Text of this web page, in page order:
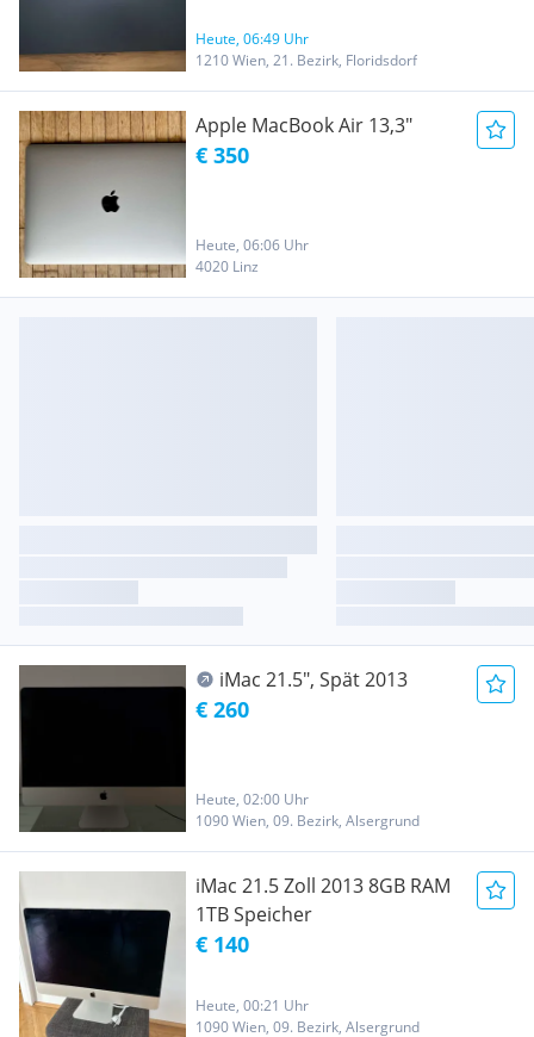
Heute, 06:49 Uhr
1210 Wien, 21. Bezirk, Floridsdorf
Apple MacBook Air 13,3"
€ 350
Heute, 06:06 Uhr
4020 Linz
iMac 21.5", Spät 2013
€ 260
Heute, 02:00 Uhr
1090 Wien, 09. Bezirk, Alsergrund
iMac 21.5 Zoll 2013 8GB RAM
1TB Speicher
€ 140
Heute, 00:21 Uhr
1090 Wien, 09. Bezirk, Alsergrund